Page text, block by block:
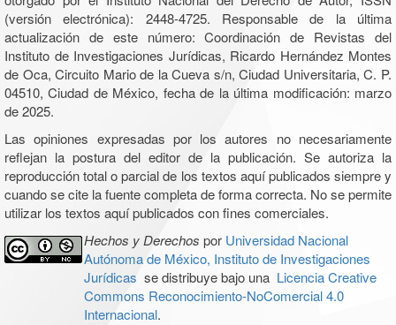
(versión electrónica): 2448-4725. Responsable de la última
actualización de este número: Coordinación de Revistas del
Instituto de Investigaciones Jurídicas, Ricardo Hernández Montes
de Oca, Circuito Mario de la Cueva s/n, Ciudad Universitaria, C. P.
04510, Ciudad de México, fecha de la última modificación: marzo
de 2025.
Las opiniones expresadas por los autores no necesariamente
reflejan la postura del editor de la publicación. Se autoriza la
reproducción total o parcial de los textos aquí publicados siempre y
cuando se cite la fuente completa de forma correcta. No se permite
utilizar los textos aquí publicados con fines comerciales.
Hechos y Derechos por Universidad Nacional
Autónoma de México, Instituto de Investigaciones
Jurídicas se distribuye bajo una Licencia Creative
Commons Reconocimiento-NoComercial 4.0
Internacional.